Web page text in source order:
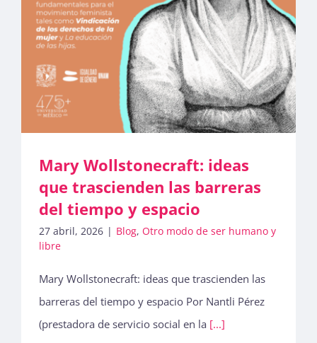
Mary Wollstonecraft: ideas
que trascienden las barreras
del tiempo y espacio
27 abril, 2026 | Blog, Otro modo de ser humano y
libre
Mary Wollstonecraft: ideas que trascienden las
barreras del tiempo y espacio Por Nantli Pérez
(prestadora de servicio social en la [...]